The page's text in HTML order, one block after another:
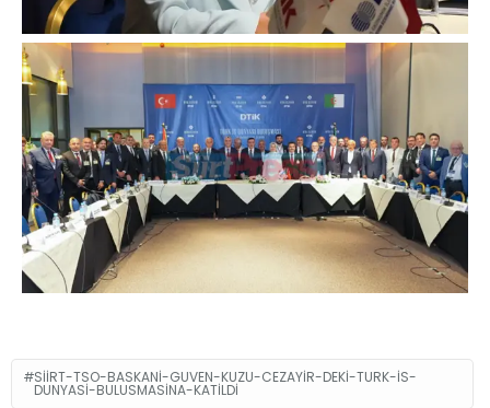
SIIRT-TSO-BASKANI-GUVEN-KUZU-CEZAYIR-DEKI-TURK-IS-
DUNYASI-BULUSMASINA-KATILDI